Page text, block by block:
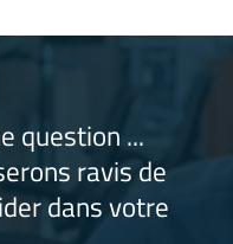
question ...
ravis de
dans votre